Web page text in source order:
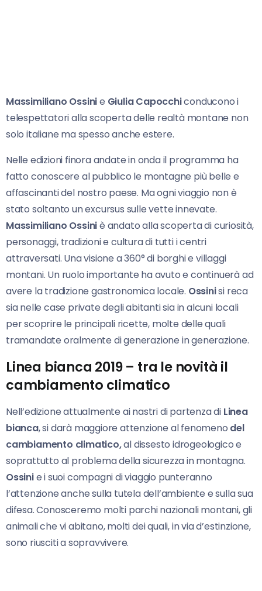
Massimiliano Ossinie Giulia Capocchiconducono i
telespettatori alla scoperta delle realtà montane non
solo italiane ma spesso anche estere.
Nelle edizioni finora andate in onda il programma ha
fatto conoscere al pubblico le montagne più belle e
affascinanti del nostro paese. Ma ogni viaggio non è
stato soltanto un excursus sulle vette innevate.
Massimiliano Ossiniè andato alla scoperta di curiosità,
personaggi, tradizioni e cultura di tutti i centri
attraversati. Una visione a 360° di borghi e villaggi
montani. Un ruolo importante ha avuto e continuerà ad
avere la tradizione gastronomica locale. Ossinisi reca
sia nelle case private degli abitanti sia in alcuni locali
per scoprire le principali ricette, molte delle quali
tramandate oralmente di generazione in generazione.
Linea bianca 2019 – tra le novità il
cambiamento climatico
Nell’edizione attualmente ai nastri di partenza di Linea
bianca, si darà maggiore attenzione al fenomeno del
cambiamento climatico,al dissesto idrogeologico e
soprattutto al problema della sicurezza in montagna.
Ossinie i suoi compagni di viaggio punteranno
l’attenzione anche sulla tutela dell’ambiente e sulla sua
difesa. Conosceremo molti parchi nazionali montani, gli
animali che vi abitano, molti dei quali, in via d’estinzione,
sono riusciti a sopravvivere.